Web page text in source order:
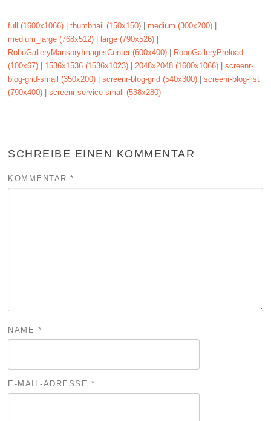
full (1600x1066) |thumbnail (150x150) medium (300x200)
medium_large (768x512)
large (790x526)
RoboGalleryMansoryImagesCenter (600x400)
RoboGalleryPreload
(100x67)
1536x1536 (1536x1023) |2048x2048 (1600x1066) |screenr-
blog-grid-small (350x200) |screenr-blog-grid (540x300) |screenr-blog-list
(790x400) |screenr-service-small (538x280)
SCHREIBE EINEN KOMMENTAR
KOMMENTAR*
NAME *
E-MAIL-ADRESSE *